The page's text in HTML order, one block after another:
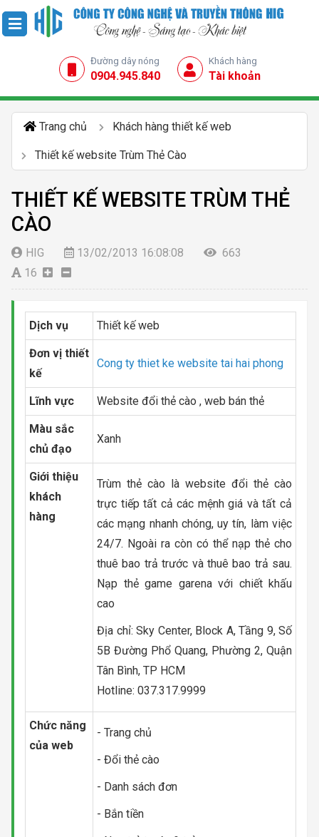
Đường dây nóng
0904.945.840
Khách hàng
Tài khoản
Trang chủ Khách hàng thiết kế web
Thiết kế website Trùm Thẻ Cào
THIẾT KẾ WEBSITE TRÙM THẺ
CÀO
HIG 13/02/2013 16:08:08
663
16
Dịch vụ Thiết kế web
Đơn vị thiết
kế
Cong ty thiet ke website tai hai phong
Lĩnh vực Website đổi thẻ cào , web bán thẻ
Màu sắc
chủ đạo
Xanh
Giới thiệu
khách
hàng
Trùm thẻ cào là website đổi thẻ cào
trực tiếp tất cả các mệnh giá và tất cả
các mạng nhanh chóng, uy tín, làm việc
24/7. Ngoài ra còn có thể nạp thẻ cho
thuê bao trả trước và thuê bao trả sau.
Nạp thẻ game garena với chiết khấu
cao
Địa chỉ: Sky Center, Block A, Tầng 9, Số
5B Đường Phổ Quang, Phường 2, Quận
Tân Bình, TP HCM
Hotline: 037.317.9999
Chức năng
của web
- Trang chủ
- Đổi thẻ cào
- Danh sách đơn
- Bắn tiền